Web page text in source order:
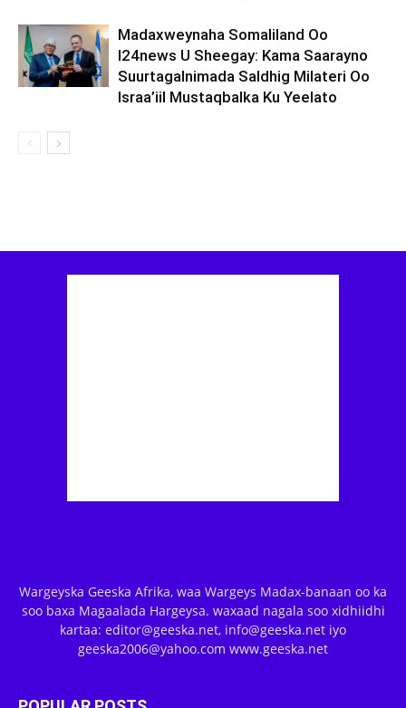
Madaxweynaha Somaliland Oo
I24news U Sheegay: Kama Saarayno
Suurtagalnimada Saldhig Milateri Oo
Israa’iil Mustaqbalka Ku Yeelato
Wargeyska Geeska Afrika, waa Wargeys Madax-banaan oo ka
soo baxa Magaalada Hargeysa. waxaad nagala soo xidhiidhi
kartaa: editor@geeska.net, info@geeska.net iyo
geeska2006@yahoo.com www.geeska.net